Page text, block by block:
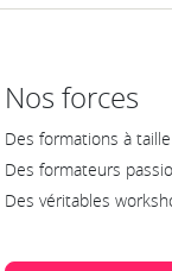
Nos forces
Des formations à
Des formateurs
Des véritables